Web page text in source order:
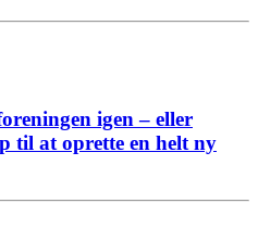
igen – eller
til at oprette en helt ny